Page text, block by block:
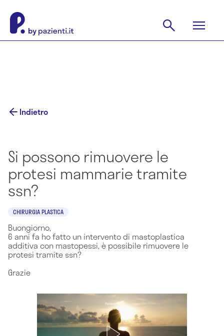
Indietro
Si possono rimuovere le
protesi mammarie tramite
ssn?
CHIRURGIA PLASTICA
Buongiorno,
6 anni fa ho fatto un intervento di mastoplastica
additiva con mastopessi, è possibile rimuovere le
protesi tramite ssn?
Grazie